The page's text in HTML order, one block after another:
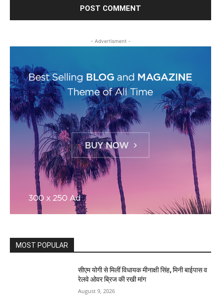
- Advertisment -
MOST POPULAR
सीएम योगी से मिलीं विधायक मीनाक्षी सिंह, मिनी बाईपास व
रेलवे ओवर ब्रिज की रखी मांग
August 9, 2026